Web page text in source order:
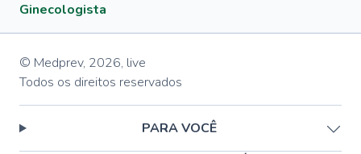
Ginecologista
© Medprev, 2026, live
Todos os direitos reservados
PARA VOCÊ